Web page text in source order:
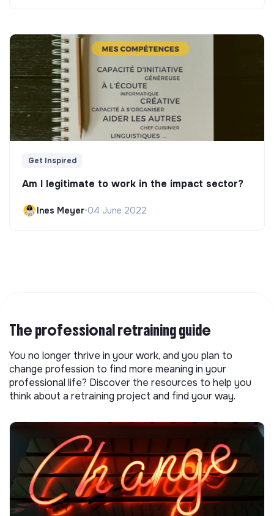
Get Inspired
Am I legitimate to work in the impact sector?
Ines Meyer•04 June 2022
The professional retraining guide
You no longer thrive in your work, and you plan to
change profession to find more meaning in your
professional life? Discover the resources to help you
think about a retraining project and find your way.